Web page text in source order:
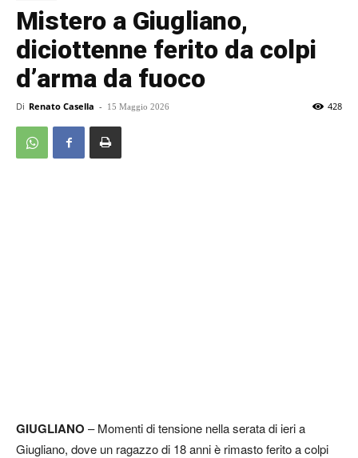
Mistero a Giugliano,
diciottenne ferito da colpi
d’arma da fuoco
Di Renato Casella - 15 Maggio 2026 428
GIUGLIANO – Momenti di tensione nella serata di ieri a
Giugliano, dove un ragazzo di 18 anni è rimasto ferito a colpi